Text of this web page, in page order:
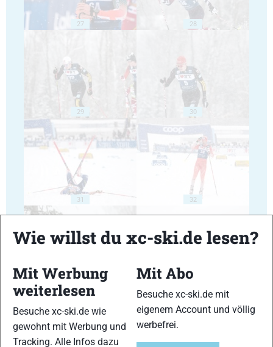
27 28
29 30
31 32
33
Wie willst du xc-ski.de lesen?
Mit Werbung
weiterlesen
Besuche xc-ski.de wie
gewohnt mit Werbung und
Tracking. Alle Infos dazu
Mit Abo
Besuche xc-ski.de mit
eigenem Account und völlig
werbefrei.